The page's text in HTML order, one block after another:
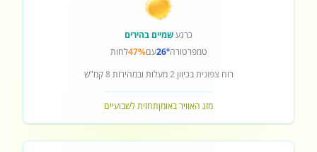
כרגעשמיים בהירים
טמפרטורה26°עם47%לחות
רוחצפוניתבכיוון2מעלות ובמהירות8קמ"ש
מזג האוויר באומןתחזית לשבועיים